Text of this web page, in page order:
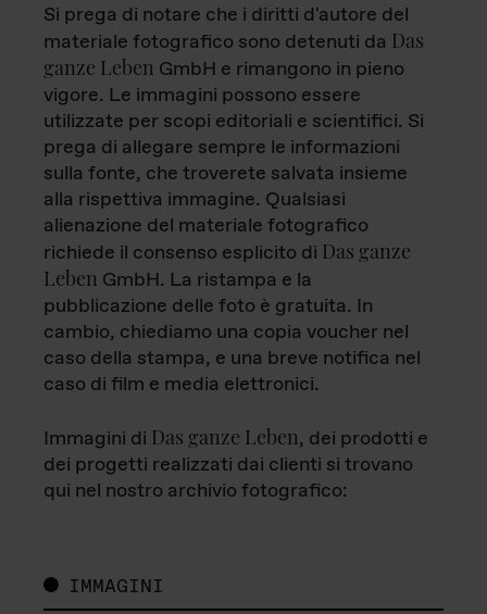
Si prega di notare che i diritti d'autore del
materiale fotografico sono detenuti da Das
ganze Leben GmbH e rimangono in pieno
vigore. Le immagini possono essere
utilizzate per scopi editoriali e scientifici. Si
prega di allegare sempre le informazioni
sulla fonte, che troverete salvata insieme
alla rispettiva immagine. Qualsiasi
alienazione del materiale fotografico
richiede il consenso esplicito di Das ganze
Leben GmbH. La ristampa e la
pubblicazione delle foto è gratuita. In
cambio, chiediamo una copia voucher nel
caso della stampa, e una breve notifica nel
caso di film e media elettronici.
Immagini di Das ganze Leben, dei prodotti e
dei progetti realizzati dai clienti si trovano
qui nel nostro archivio fotografico:
IMMAGINI